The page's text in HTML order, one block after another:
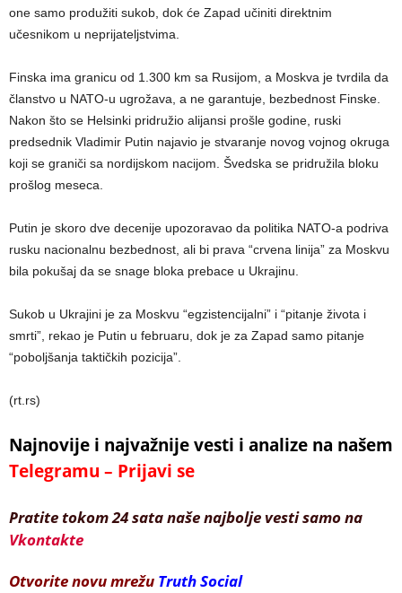
one samo produžiti sukob, dok će Zapad učiniti direktnim
učesnikom u neprijateljstvima.
Finska ima granicu od 1.300 km sa Rusijom, a Moskva je tvrdila da
članstvo u NATO-u ugrožava, a ne garantuje, bezbednost Finske.
Nakon što se Helsinki pridružio alijansi prošle godine, ruski
predsednik Vladimir Putin najavio je stvaranje novog vojnog okruga
koji se graniči sa nordijskom nacijom. Švedska se pridružila bloku
prošlog meseca.
Putin je skoro dve decenije upozoravao da politika NATO-a podriva
rusku nacionalnu bezbednost, ali bi prava “crvena linija” za Moskvu
bila pokušaj da se snage bloka prebace u Ukrajinu.
Sukob u Ukrajini je za Moskvu “egzistencijalni” i “pitanje života i
smrti”, rekao je Putin u februaru, dok je za Zapad samo pitanje
“poboljšanja taktičkih pozicija”.
(rt.rs)
Najnovije i najvažnije vesti i analize na našem
Telegramu – Prijavi se
Pratite tokom 24 sata naše najbolje vesti samo na
Vkontakte
Otvorite novu mrežu Truth Social